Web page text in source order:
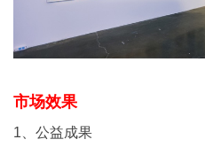
市场效果
1、公益成果